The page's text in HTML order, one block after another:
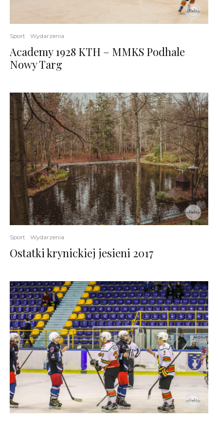
Sport Wydarzenia
Academy 1928 KTH – MMKS Podhale
Nowy Targ
Sport Wydarzenia
Ostatki krynickiej jesieni 2017